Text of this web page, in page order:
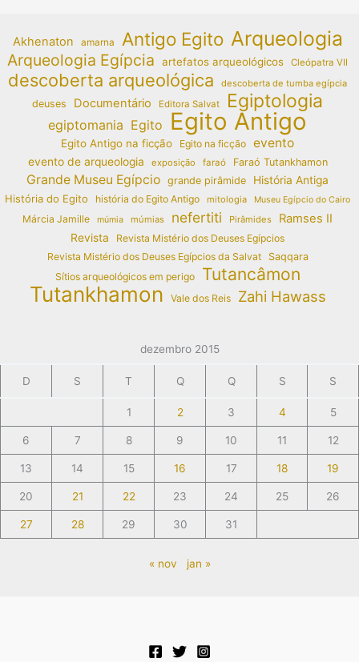
Akhenaton amarna Antigo Egito Arqueologia
Arqueologia Egípcia artefatos arqueológicos Cleópatra VII
descoberta arqueológica descoberta de tumba egípcia
deuses Documentário Editora Salvat Egiptologia
egiptomania Egito Egito Antigo
Egito Antigo na ficção Egito na ficção evento
evento de arqueologia exposição faraó Faraó Tutankhamon
Grande Museu Egípcio grande pirâmide
História Antiga
História do Egito
história do Egito Antigo mitologia Museu Egípcio do Cairo
Márcia Jamille múmia múmias nefertiti Pirâmides Ramses II
Revista
Revista Mistério dos Deuses Egípcios
Revista Mistério dos Deuses Egípcios da Salvat
Saqqara
Sítios arqueológicos em perigo
Tutancâmon
Tutankhamon Vale dos Reis Zahi Hawass
dezembro 2015
D S T Q Q S S
1 2 3 4 5
6 7 8 9 10 11 12
13 14 15 16 17 18 19
20 21 22 23 24 25 26
27 28 29 30 31
« nov jan »